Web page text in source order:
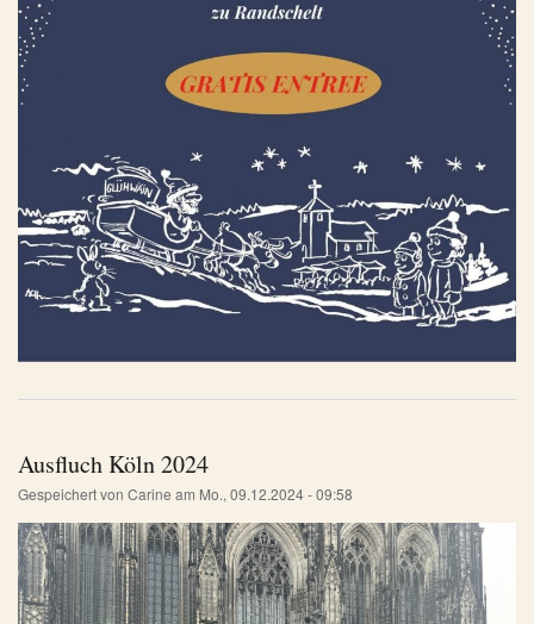
Ausfluch Köln 2024
Gespeichert von Carine am Mo., 09.12.2024 - 09:58